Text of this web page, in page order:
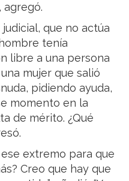
agregó.
que no actúa
tenía
libre a una persona
mujer que salió
pidiendo ayuda,
momento en la
de mérito. ¿Qué
extremo para que
Creo que hay que